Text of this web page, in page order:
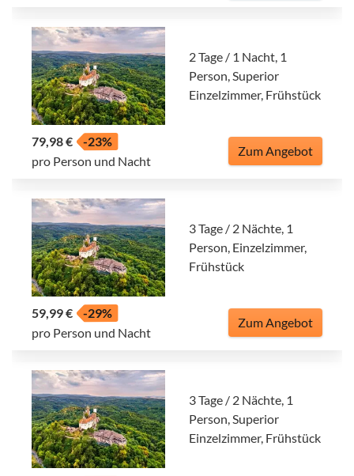
2 Tage / 1 Nacht, 1
Person, Superior
Einzelzimmer, Frühstück
79,98 €
-23%
pro Person und Nacht
Zum Angebot
3 Tage / 2 Nächte, 1
Person, Einzelzimmer,
Frühstück
59,99 €
-29%
pro Person und Nacht
Zum Angebot
3 Tage / 2 Nächte, 1
Person, Superior
Einzelzimmer, Frühstück